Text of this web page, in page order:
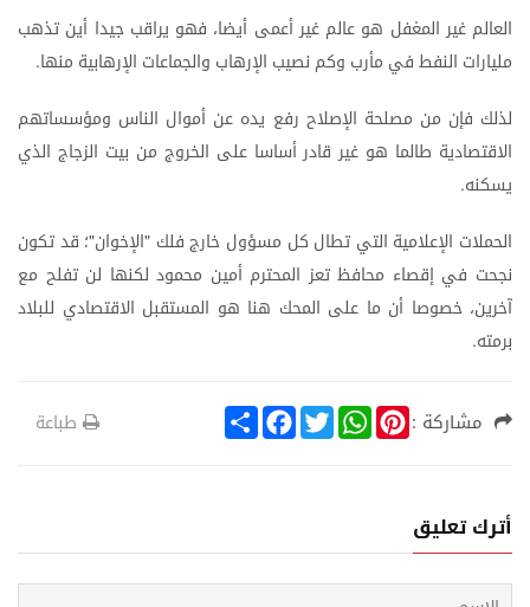
العالم غير المغفل هو عالم غيرأعمى أيضا، فهو يراقب جيدا أين تذهب
مليارات النفطفي مأرب وكم نصيب الإرهاب والجماعات الإرهابية منها.
لذلك فإن من مصلحة الإصلاح رفع يده عن أموال الناس ومؤسساتهم
الاقتصادية طالما هو غير قادر أساسا على الخروج من بيت الزجاج الذي
يسكنه.
الحملات الإعلامية التي تطال كل مسؤول خارج فلك "الإخوان"؛ قدتكون
نجحت في إقصاء محافظ تعز المحترم أمين محمود لكنها لن تفلح مع
آخرين، خصوصا أن ما على المحك هنا هو المستقبل الاقتصادي للبلاد
برمته.
مشاركة : S
h
F
a
k
T
w
W
h
p
P
i
s
طباعة
أترك تعليق